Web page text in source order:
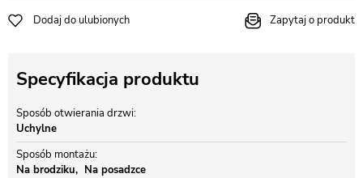
Dodaj do ulubionych Zapytaj o produkt
Specyfikacja produktu
Sposób otwierania drzwi
Uchylne
Sposób montażu
Na brodziku
Na posadzce